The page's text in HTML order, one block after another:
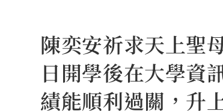
陳奕安祈求天上聖
日開學後在大學資
績能順利過關，升